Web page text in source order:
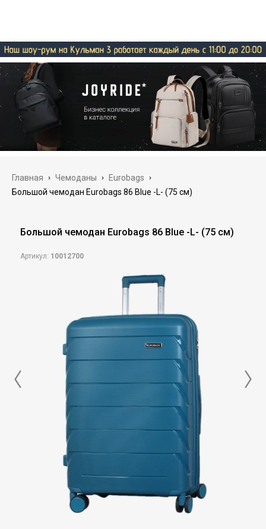
Главная › Чемоданы › Eurobags ›
Большой чемодан Eurobags 86 Blue -L- (75 см)
Большой чемодан Eurobags 86 Blue -L- (75 см)
Артикул: 10012700